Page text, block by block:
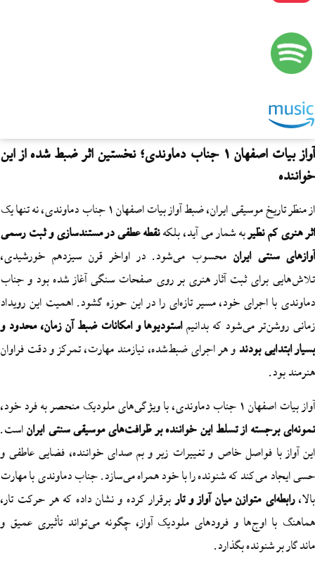
آواز بیات اصفهان 1 جناب دماوندی؛ نخستین اثر ضبط شده از این
ایران، ضبط آواز بیات اصفهان 1 جناب دماوندی، نه تنها یک
به شمار می آید، بلکهنقطه عطفی در مستندسازی و ثبت رسمی
ایران محسوب می‌شود. در اواخر قرن سیزدهم خورشیدی،
ثبت آثار هنری بر روی صفحات سنگی آغاز شده بود و جناب
خود، مسیر تازه‌ای را در این حوزه گشود. اهمیت این رویداد
می‌شود که بدانیماستودیوها و امکانات ضبط آن زمان، محدود و
بودندو هر اجرای ضبط‌شده، نیازمند مهارت، تمرکز و دقت فراوان
به فرد خود،
از تسلط این خواننده بر ظرافت‌های موسیقی سنتی ایراناست.
خاص و تغییرات زیر و بم صدای خواننده، فضایی عاطفی و
که شنونده را با خود همراه می‌سازد. جناب دماوندی با مهارت
میان آواز و تاربرقرار کرده و نشان داده که هر حرکت تار،
و فرودهای ملودیک آواز، چگونه می‌تواند تأثیری عمیق و
بگذارد.